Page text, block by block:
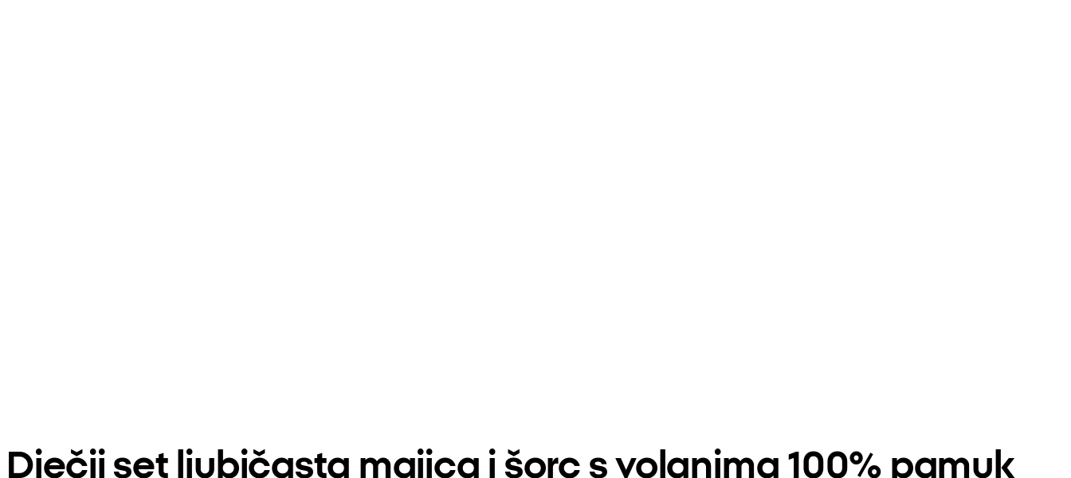
Dječji set ljubičasta majica i šorc s volanima 100% pamuk